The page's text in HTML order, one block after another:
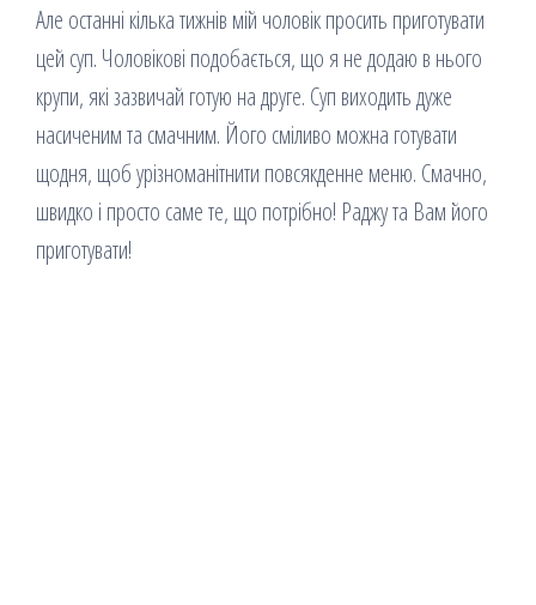
Але останні кілька тижнів мій чоловік просить приготувати
цей суп. Чоловікові подобається, що я не додаю в нього
крупи, які зазвичай готую на друге. Суп виходить дуже
насиченим та смачним. Його сміливо можна готувати
щодня, щоб урізноманітнити повсякденне меню. Смачно,
швидко і просто саме те, що потрібно! Раджу та Вам його
приготувати!